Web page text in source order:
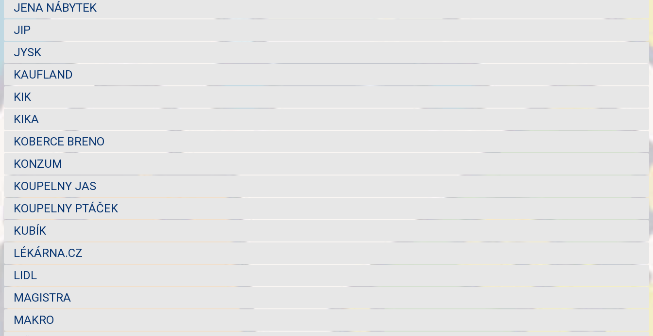
JENA NÁBYTEK
JIP
JYSK
KAUFLAND
KIK
KIKA
KOBERCE BRENO
KONZUM
KOUPELNY JAS
KOUPELNY PTÁČEK
KUBÍK
LÉKÁRNA.CZ
LIDL
MAGISTRA
MAKRO